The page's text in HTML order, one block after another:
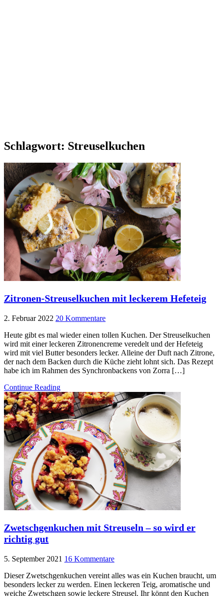
Schlagwort: Streuselkuchen
Zitronen-Streuselkuchen mit leckerem Hefeteig
2. Februar 2022 20 Kommentare
Heute gibt es mal wieder einen tollen Kuchen. Der Streuselkuchen
wird mit einer leckeren Zitronencreme veredelt und der Hefeteig
wird mit viel Butter besonders lecker. Alleine der Duft nach Zitrone,
der nach dem Backen durch die Küche zieht lohnt sich. Das Rezept
habe ich im Rahmen des Synchronbackens von Zorra […]
Continue Reading
Zwetschgenkuchen mit Streuseln – so wird er
richtig gut
5. September 2021 16 Kommentare
Dieser Zwetschgenkuchen vereint alles was ein Kuchen braucht, um
besonders lecker zu werden. Einen leckeren Teig, aromatische und
weiche Zwetschgen sowie leckere Streusel. Ihr könnt den Kuchen